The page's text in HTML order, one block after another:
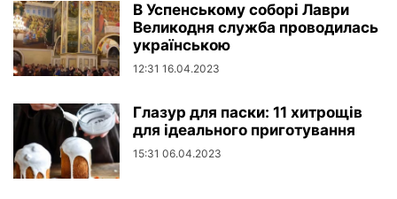
В Успенському соборі Лаври
Великодня служба проводилась
українською
12:31 16.04.2023
Глазур для паски: 11 хитрощів
для ідеального приготування
15:31 06.04.2023